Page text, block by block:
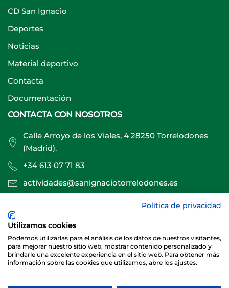
CD San Ignacio
Deportes
Noticias
Material deportivo
Contacta
Documentación
CONTACTA CON NOSOTROS
Calle Arroyo de los Viales, 4 28250 Torrelodones
(Madrid).
+34 613 07 71 83
actividades@sanignaciotorrelodones.es
Sitio web creado por
Política de privacidad
Utilizamos cookies
Podemos utilizarlas para el análisis de los datos de nuestros visitantes,
para mejorar nuestro sitio web, mostrar contenido personalizado y
brindarle una excelente experiencia en el sitio web. Para obtener más
información sobre las cookies que utilizamos, abre los ajustes.